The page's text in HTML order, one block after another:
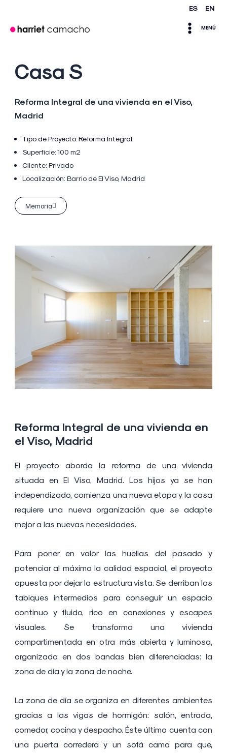
ES EN
Main
MENÚ
Reforma Integral de una vivienda en
el Viso, Madrid
El proyecto aborda la reforma de una vivienda
situada en El Viso, Madrid. Los hijos ya se han
independizado, comienza una nueva etapa y la casa
requiere una nueva organización que se adapte
mejor a las nuevas necesidades.
Para poner en valor las huellas del pasado y
potenciar al máximo la calidad espacial, el proyecto
apuesta por dejar la estructura vista. Se derriban los
tabiques intermedios para conseguir un espacio
continuo y fluido, rico en conexiones y escapes
visuales. Se transforma una vivienda
compartimentada en otra más abierta y luminosa,
organizada en dos bandas bien diferenciadas: la
zona de día y la zona de noche.
La zona de día se organiza en diferentes ambientes
gracias a las vigas de hormigón: salón, entrada,
comedor, cocina y despacho. Éste último cuenta con
una puerta corredera y un sofá cama para que,
Casa S
Reforma Integral de una vivienda en el Viso,
Madrid
Tipo de Proyecto: Reforma Integral
Superficie: 100 m2
Cliente: Privado
Localización: Barrio de El Viso, Madrid
Memoria